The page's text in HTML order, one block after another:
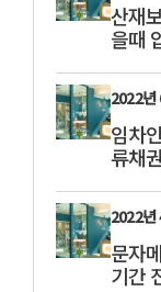
산재
을때
2022년
임차
류채
2022년
문자
기간